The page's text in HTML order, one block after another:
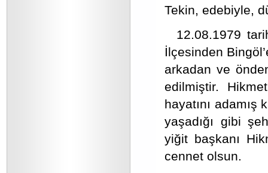
Tekin, edebiyle,
12.08.1979
İlçesinden
arkadan ve
edilmiştir.
hayatını
yaşadığı gibi
yiğit başkanı
cennet olsun.